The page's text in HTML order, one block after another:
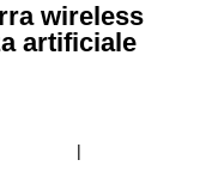
wireless
artificiale
|